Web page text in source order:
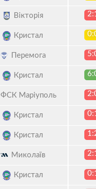
Вікторія
Кристал
Перемога
Кристал
ФСК Маріуполь
Кристал
Кристал
Миколаїв
Кристал